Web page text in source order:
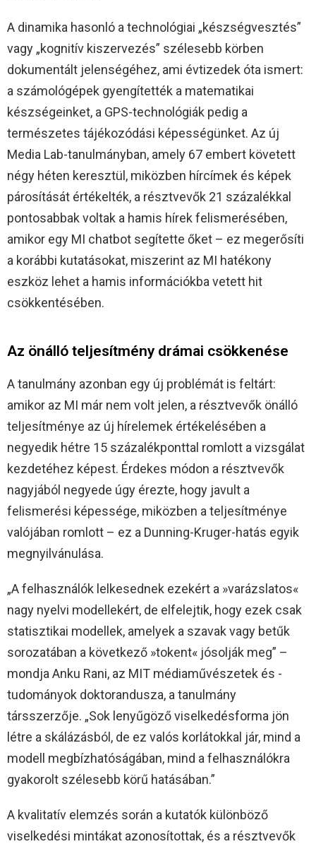
A dinamika hasonló a technológiai „készségvesztés”
vagy „kognitív kiszervezés” szélesebb körben
dokumentált jelenségéhez, ami évtizedek óta ismert:
a számológépek gyengítették a matematikai
készségeinket, a GPS-technológiák pedig a
természetes tájékozódási képességünket. Az új
Media Lab-tanulmányban, amely 67 embert követett
négy héten keresztül, miközben hírcímek és képek
párosítását értékelték, a résztvevők 21 százalékkal
pontosabbak voltak a hamis hírek felismerésében,
amikor egy MI chatbot segítette őket – ez megerősíti
a korábbi kutatásokat, miszerint az MI hatékony
eszköz lehet a hamis információkba vetett hit
csökkentésében.
Az önálló teljesítmény drámai csökkenése
A tanulmány azonban egy új problémát is feltárt:
amikor az MI már nem volt jelen, a résztvevők önálló
teljesítménye az új hírelemek értékelésében a
negyedik hétre 15 százalékponttal romlott a vizsgálat
kezdetéhez képest. Érdekes módon a résztvevők
nagyjából negyede úgy érezte, hogy javult a
felismerési képessége, miközben a teljesítménye
valójában romlott – ez a Dunning-Kruger-hatás egyik
megnyilvánulása.
„A felhasználók lelkesednek ezekért a »varázslatos«
nagy nyelvi modellekért, de elfelejtik, hogy ezek csak
statisztikai modellek, amelyek a szavak vagy betűk
sorozatában a következő »tokent« jósolják meg” –
mondja Anku Rani, az MIT médiaművészetek és -
tudományok doktorandusza, a tanulmány
társszerzője. „Sok lenyűgöző viselkedésforma jön
létre a skálázásból, de ez valós korlátokkal jár, mind a
modell megbízhatóságában, mind a felhasználókra
gyakorolt szélesebb körű hatásában.”
A kvalitatív elemzés során a kutatók különböző
viselkedési mintákat azonosítottak, és a résztvevők